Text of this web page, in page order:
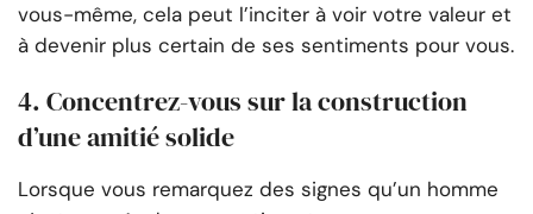
vous-même, cela peut l’inciter à voir votre valeur et
à devenir plus certain de ses sentiments pour vous.
4. Concentrez-vous sur la construction
d’une amitié solide
Lorsque vous remarquez des signes qu’un homme